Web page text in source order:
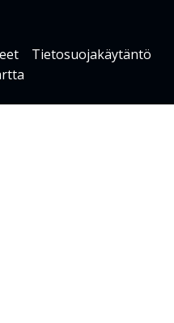
Tietosuojakäytäntö